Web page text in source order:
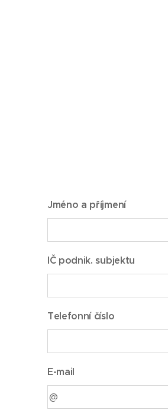
Jméno a příjmení
IČ podnik. subjektu
Telefonní číslo
E-mail